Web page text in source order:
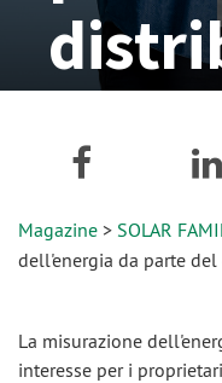
come
10 Ottobre 2025
Magazine > SOLAR
dell'energia da parte
La misurazione
interesse per i